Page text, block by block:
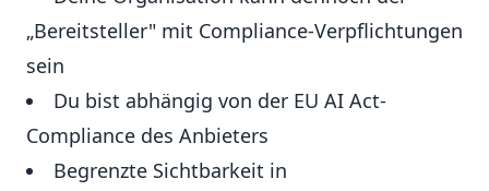
„Bereitsteller" mit Compliance-Verpflichtungen
sein
Du bist abhängig von der EU AI Act-
Compliance des Anbieters
Begrenzte Sichtbarkeit in